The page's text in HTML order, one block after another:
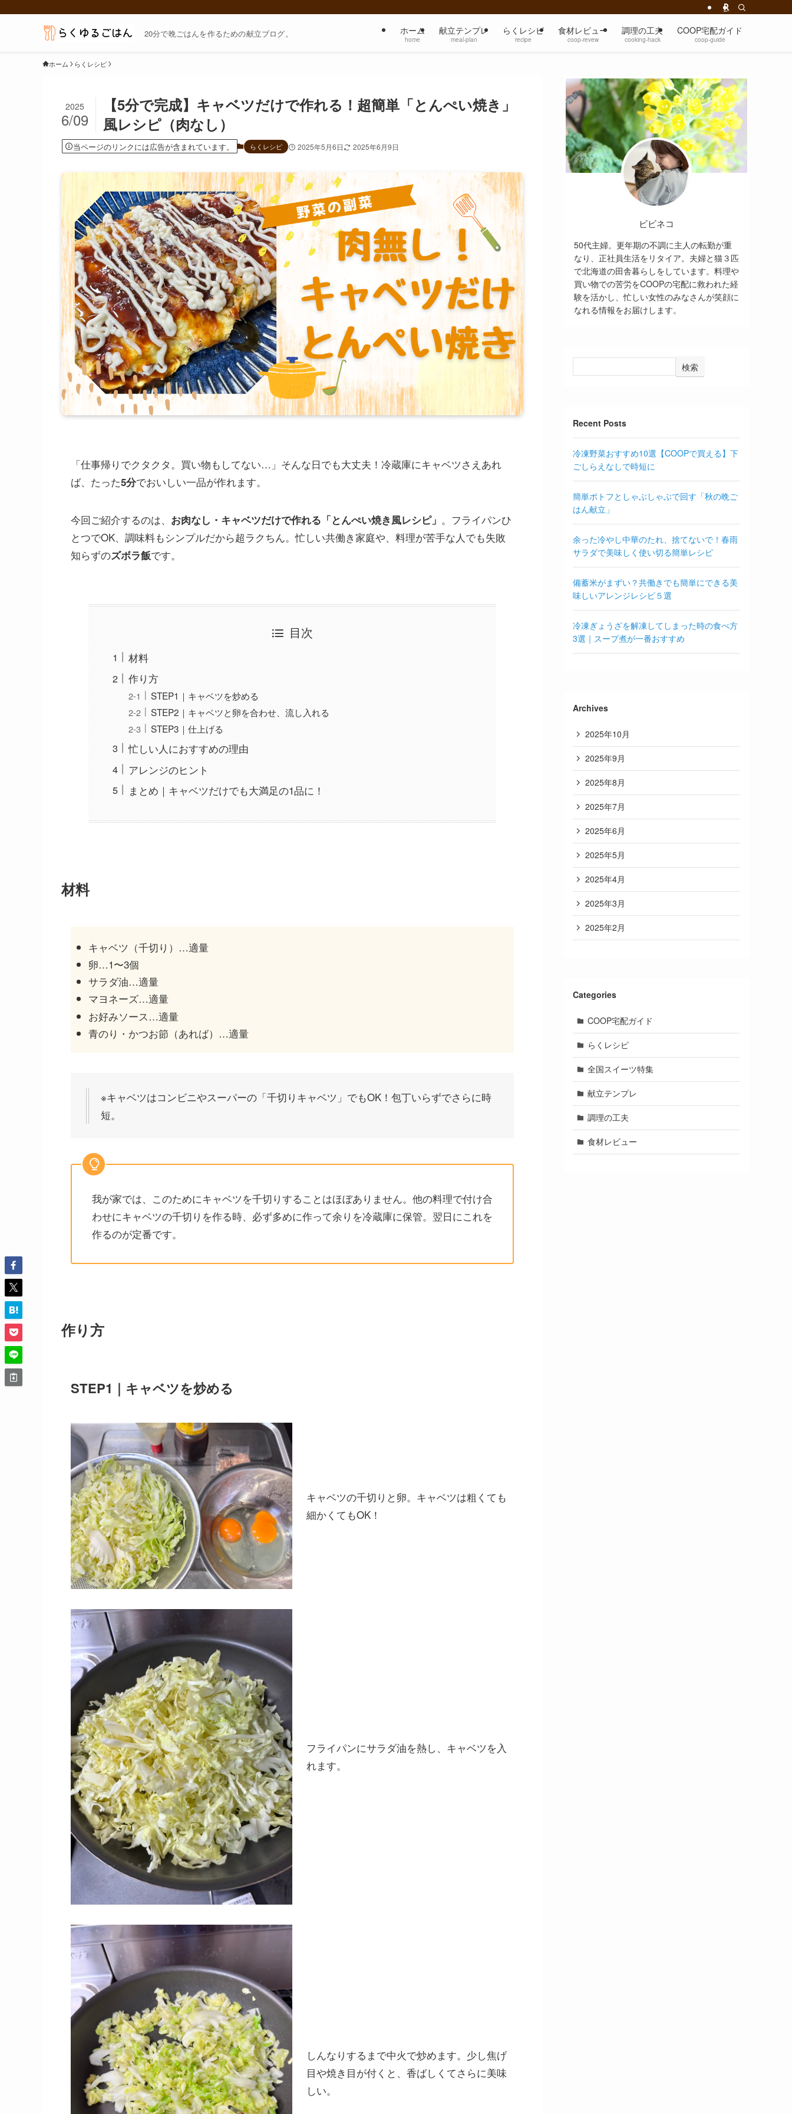
20分で晩ごはんを作るための献立ブログ。 ホーム
home
献立テンプレ
meal-plan
らくレシピ
recipe
食材レビュー
coop-revew
調理の工夫
cooking-hack
COOP宅配ガイド
coop-guide
ホーム らくレシピ
【5分で完成】キャベツだけで作れる！超簡単「とんぺい焼き」
風レシピ（肉なし）
2025
6/09
当ページのリンクには広告が含まれています。 らくレシピ 2025年5月6日 2025年6月9日
「仕事帰りでクタクタ。買い物もしてない…」そんな日でも大丈夫！冷蔵庫にキャベツさえあれ
ば、たった5分でおいしい一品が作れます。
今回ご紹介するのは、 お肉なし・キャベツだけで作れる「とんぺい焼き風レシピ」 。フライパンひ
とつでOK、調味料もシンプルだから超ラクちん。忙しい共働き家庭や、料理が苦手な人でも失敗
知らずのズボラ飯です。
目次
材料
作り方
STEP1｜キャベツを炒める
STEP2｜キャベツと卵を合わせ、流し入れる
STEP3｜仕上げる
忙しい人におすすめの理由
アレンジのヒント
まとめ｜キャベツだけでも大満足の1品に！
材料
キャベツ（千切り）…適量
卵…1〜3個
サラダ油…適量
マヨネーズ…適量
お好みソース…適量
青のり・かつお節（あれば）…適量
※キャベツはコンビニやスーパーの「千切りキャベツ」でもOK！包丁いらずでさらに時
短。
我が家では、このためにキャベツを千切りすることはほぼありません。他の料理で付け合
わせにキャベツの千切りを作る時、必ず多めに作って余りを冷蔵庫に保管。翌日にこれを
作るのが定番です。
作り方
STEP1｜キャベツを炒める
キャベツの千切りと卵。キャベツは粗くても
細かくてもOK！
フライパンにサラダ油を熱し、キャベツを入
れます。
しんなりするまで中火で炒めます。少し焦げ
目や焼き目が付くと、香ばしくてさらに美味
しい。
ビビネコ
50代主婦。更年期の不調に主人の転勤が重
なり、正社員生活をリタイア。夫婦と猫３匹
で北海道の田舎暮らしをしています。料理や
買い物での苦労をCOOPの宅配に救われた経
験を活かし、忙しい女性のみなさんが笑顔に
なれる情報をお届けします。
検索
Recent Posts
冷凍野菜おすすめ10選【COOPで買える】下
ごしらえなしで時短に
簡単ポトフとしゃぶしゃぶで回す「秋の晩ご
はん献立」
余った冷やし中華のたれ、捨てないで！春雨
サラダで美味しく使い切る簡単レシピ
備蓄米がまずい？共働きでも簡単にできる美
味しいアレンジレシピ５選
冷凍ぎょうざを解凍してしまった時の食べ方
3選｜スープ煮が一番おすすめ
Archives
2025年10月
2025年9月
2025年8月
2025年7月
2025年6月
2025年5月
2025年4月
2025年3月
2025年2月
Categories
COOP宅配ガイド
らくレシピ
全国スイーツ特集
献立テンプレ
調理の工夫
食材レビュー